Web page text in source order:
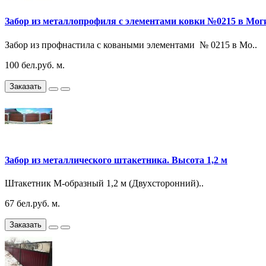
Забор из металлопрофиля с элементами ковки №0215 в
Забор из профнастила с коваными элементами № 0215 в Мо..
100 бел.руб. м.
Заказать
Забор из металлического штакетника. Высота 1,2 м
Штакетник М-образный 1,2 м (Двухсторонний)..
67 бел.руб. м.
Заказать